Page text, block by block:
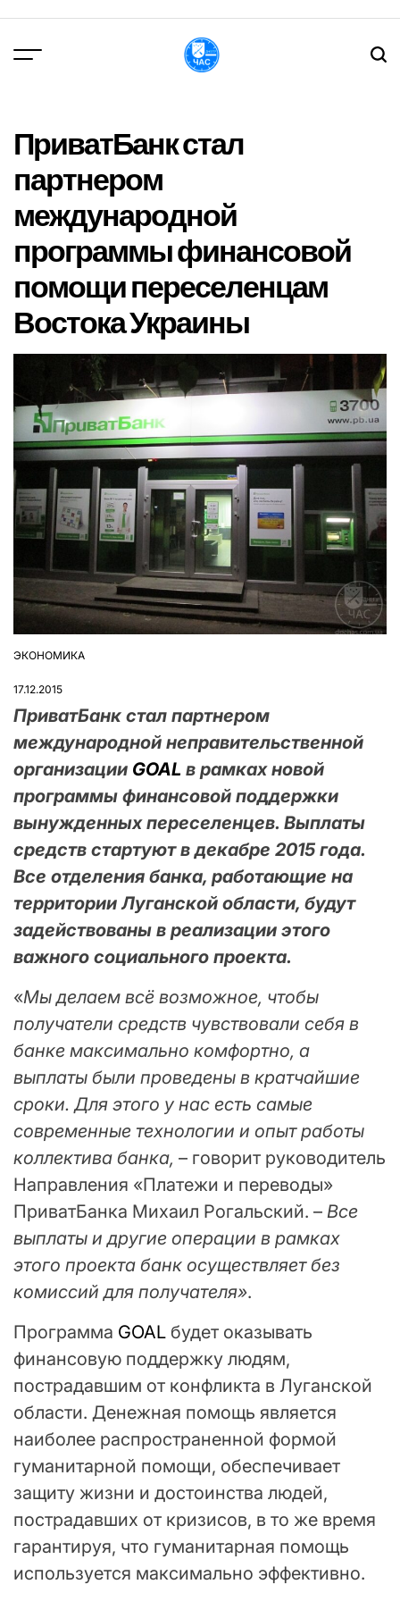
вмісту
ПриватБанк стал
партнером
международной
программы финансовой
помощи переселенцам
Востока Украины
ОПУБЛІКУВАТИ
ЭКОНОМИКА
17.12.2015
ПриватБанк стал партнером
международной неправительственной
организации GOAL в рамках новой
программы финансовой поддержки
вынужденных переселенцев. Выплаты
средств стартуют в декабре 2015 года.
Все отделения банка, работающие на
территории Луганской области, будут
задействованы в реализации этого
важного социального проекта.
«Мы делаем всё возможное, чтобы
получатели средств чувствовали себя в
банке максимально комфортно, а
выплаты были проведены в кратчайшие
сроки. Для этого у нас есть самые
современные технологии и опыт работы
коллектива банка, – говорит руководитель
Направления «Платежи и переводы»
ПриватБанка Михаил Рогальский. – Все
выплаты и другие операции в рамках
этого проекта банк осуществляет без
комиссий для получателя».
Программа GOAL будет оказывать
финансовую поддержку людям,
пострадавшим от конфликта в Луганской
области. Денежная помощь является
наиболее распространенной формой
гуманитарной помощи, обеспечивает
защиту жизни и достоинства людей,
пострадавших от кризисов, в то же время
гарантируя, что гуманитарная помощь
используется максимально эффективно.